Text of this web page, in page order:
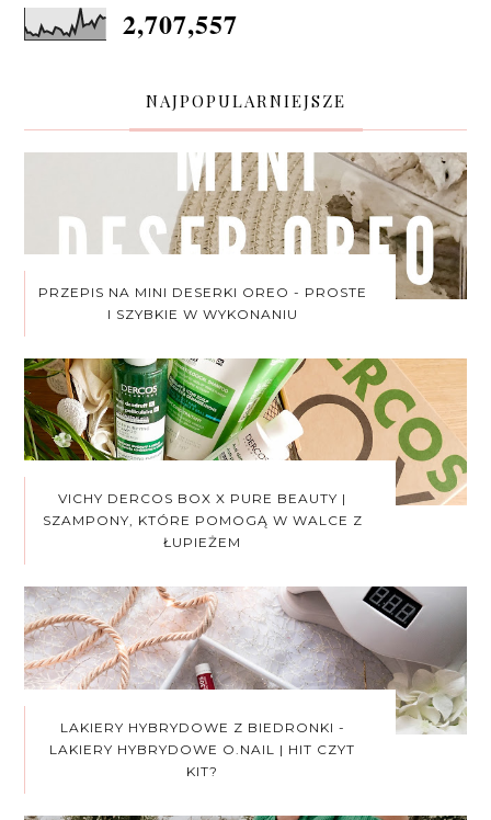
2,707,557
NAJPOPULARNIEJSZE
PRZEPIS NA MINI DESERKI OREO - PROSTE
I SZYBKIE W WYKONANIU
VICHY DERCOS BOX X PURE BEAUTY |
SZAMPONY, KTÓRE POMOGĄ W WALCE Z
ŁUPIEŻEM
LAKIERY HYBRYDOWE Z BIEDRONKI -
LAKIERY HYBRYDOWE O.NAIL | HIT CZYT
KIT?